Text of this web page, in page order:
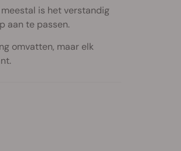
is het verstandig
aan te passen.
omvatten, maar elk